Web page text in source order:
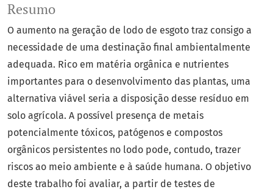
Resumo
O aumento na geração de lodo de esgoto traz consigo a
necessidade de uma destinação final ambientalmente
adequada. Rico em matéria orgânica e nutrientes
importantes para o desenvolvimento das plantas, uma
alternativa viável seria a disposição desse resíduo em
solo agrícola. A possível presença de metais
potencialmente tóxicos, patógenos e compostos
orgânicos persistentes no lodo pode, contudo, trazer
riscos ao meio ambiente e à saúde humana. O objetivo
deste trabalho foi avaliar, a partir de testes de